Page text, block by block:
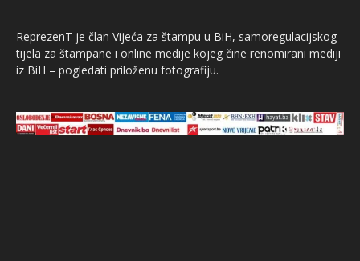
ReprezenT je član Vijeća za štampu u BiH, samoregulacijskog
tijela za štampane i online medije kojeg čine renomirani mediji
iz BiH – pogledati priloženu fotografiju.